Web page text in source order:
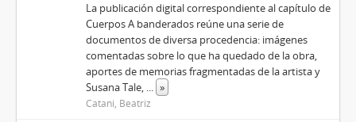
La publicación digital correspondiente al capítulo de
Cuerpos A banderados reúne una serie de
documentos de diversa procedencia: imágenes
comentadas sobre lo que ha quedado de la obra,
aportes de memorias fragmentadas de la artista y
Susana Tale, ... »
Catani, Beatriz